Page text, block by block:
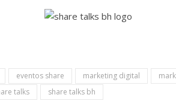
eventos share marketing digital
talks share talks bh